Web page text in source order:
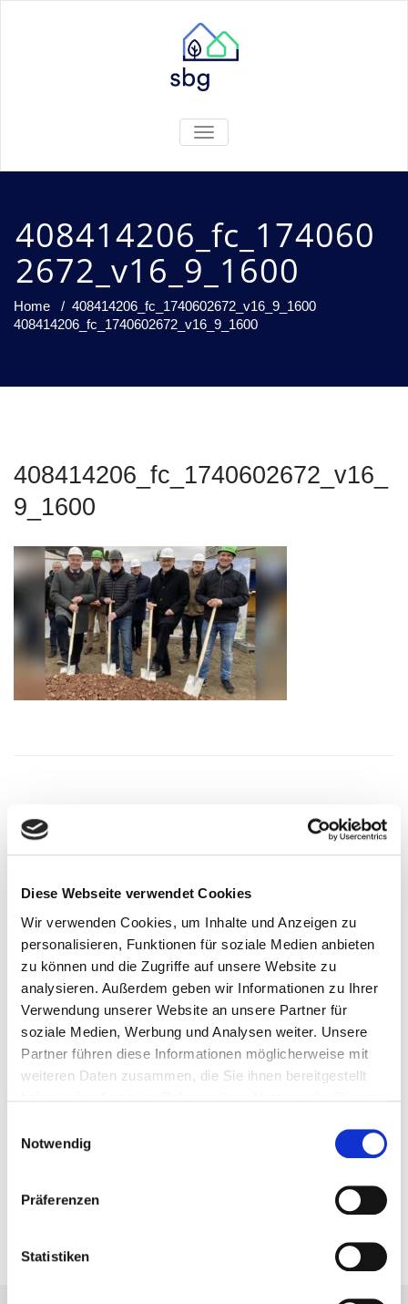
Diese Webseite verwendet Cookies
Wir verwenden Cookies, um Inhalte und Anzeigen zu
personalisieren, Funktionen für soziale Medien anbieten
zu können und die Zugriffe auf unsere Website zu
analysieren. Außerdem geben wir Informationen zu Ihrer
Verwendung unserer Website an unsere Partner für
soziale Medien, Werbung und Analysen weiter. Unsere
Partner führen diese Informationen möglicherweise mit
weiteren Daten zusammen, die Sie ihnen bereitgestellt
Notwendig
Präferenzen
Statistiken
TOGGLE
NAVIGATION
408414206_fc_174060
2672_v16_9_1600
Home / 408414206_fc_1740602672_v16_9_1600
408414206_fc_1740602672_v16_9_1600
408414206_fc_1740602672_v16_
9_1600
Di.: 8.00 – 12.00 Uhr und 14.00 – 16.00 Uhr
Mi.: nach Vereinbarung
Do.: 8.00 – 12.00 Uhr und 14.00 – 17.00 Uhr
Fr.: 8.00 – 12.00 Uhr
Gerne können Sie mit uns auch
Besichtigungstermine außerhalb der oben genannten
E-Mail:info[at]sbg-wohnen.de